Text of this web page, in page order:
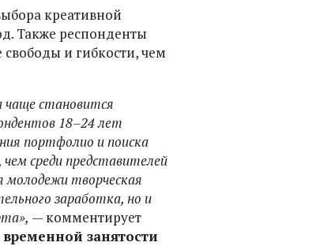
креативной
Также респонденты
свободы и гибкости, чем
чаще становится
18–24 лет
портфолио и поиска
среди представителей
творческая
заработка, но и
— комментирует
занятости